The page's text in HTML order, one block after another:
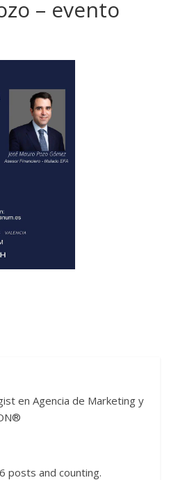
– evento
en Agencia de Marketing y
posts and counting.